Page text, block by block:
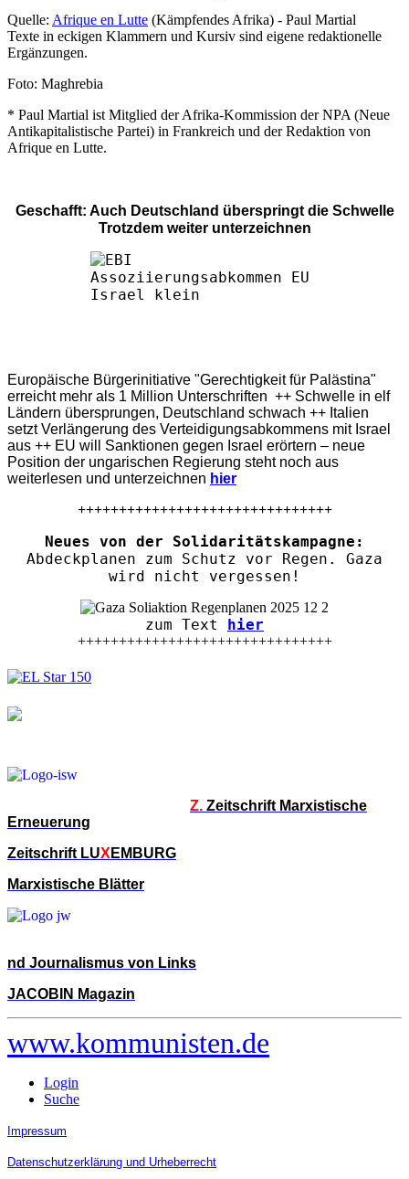
Quelle: Afrique en Lutte (Kämpfendes Afrika) - Paul Martial
Texte in eckigen Klammern und Kursiv sind eigene redaktionelle
Ergänzungen.
Foto: Maghrebia
* Paul Martial ist Mitglied der Afrika-Kommission der NPA (Neue
Antikapitalistische Partei) in Frankreich und der Redaktion von
Afrique en Lutte.
Geschafft: Auch Deutschland überspringt die Schwelle
Trotzdem weiter unterzeichnen
Europäische Bürgerinitiative "Gerechtigkeit für Palästina"
erreicht mehr als 1 Million Unterschriften ++ Schwelle in elf
Ländern übersprungen, Deutschland schwach ++ Italien
setzt Verlängerung des Verteidigungsabkommens mit Israel
aus ++ EU will Sanktionen gegen Israel erörtern – neue
Position der ungarischen Regierung steht noch aus
weiterlesen und unterzeichnen hier
+++++++++++++++++++++++++++++++
Neues von der Solidaritätskampagne:
Abdeckplanen zum Schutz vor Regen. Gaza
wird nicht vergessen!
zum Text hier
+++++++++++++++++++++++++++++++
Z. Zeitschrift Marxistische
Erneuerung
Zeitschrift LUX EMBURG
Marxistische Blätter
nd Journalismus von Links
JACOBIN Magazin
www.kommunisten.de
Login
Suche
Impressum
Datenschutzerklärung und Urheberrecht